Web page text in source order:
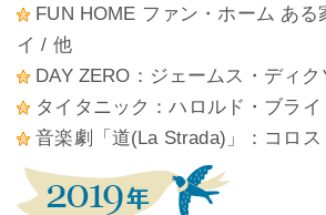
FUN HOME ファン・ホーム ある
イ / 他
DAY ZERO：ジェームス・ディク
タイタニック：ハロルド・ブラ
音楽劇「道(La Strada)」：コロス